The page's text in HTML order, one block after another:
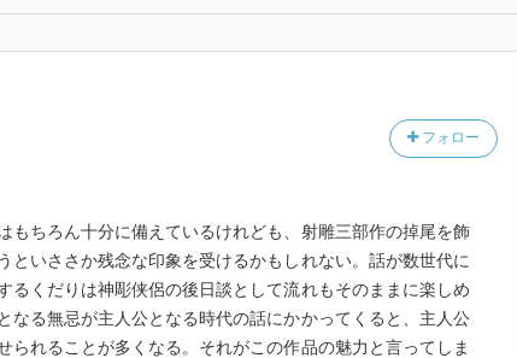
フォロー
もちろん十分に備えているけれども、射雕三部作の掉尾を飾
といささか残念な印象を受けるかもしれない。話が数世代に
るくだりは神彫侠侶の後日談として流れもそのままに楽しめ
なる無忌が主人公となる時代の話にかかってくると、主人公
られることが多くなる。それがこの作品の魅力と言ってしま